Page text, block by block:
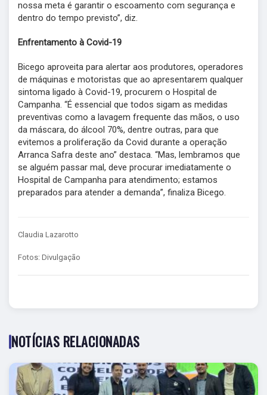
nossa meta é garantir o escoamento com segurança e
dentro do tempo previsto”, diz.
Enfrentamento à Covid-19
Bicego aproveita para alertar aos produtores, operadores
de máquinas e motoristas que ao apresentarem qualquer
sintoma ligado à Covid-19, procurem o Hospital de
Campanha. “É essencial que todos sigam as medidas
preventivas como a lavagem frequente das mãos, o uso
da máscara, do álcool 70%, dentre outras, para que
evitemos a proliferação da Covid durante a operação
Arranca Safra deste ano” destaca. “Mas, lembramos que
se alguém passar mal, deve procurar imediatamente o
Hospital de Campanha para atendimento; estamos
preparados para atender a demanda”, finaliza Bicego.
Claudia Lazarotto
Fotos: Divulgação
NOTÍCIAS RELACIONADAS